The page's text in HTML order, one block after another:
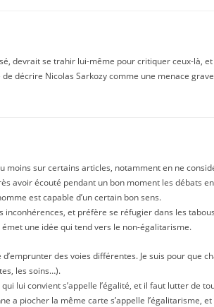
devrait se trahir lui-même pour critiquer ceux-là,
de décrire Nicolas Sarkozy comme une menace
moins sur certains articles, notamment en ne
avoir écouté pendant un bon moment les débats
est capable d’un certain bon sens.
et préfère se réfugier dans les
une idée qui tend vers le non-égalitarisme.
des voies différentes. Je suis pour que
les soins…).
lui convient s’appelle l’égalité, et il faut lutter de
a piocher la même carte s’appelle l’égalitarisme,